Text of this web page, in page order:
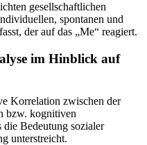
gesellschaftlichen
spontanen und
der auf das „Me“ reagiert.
im Hinblick auf
Korrelation zwischen der
bzw. kognitiven
die Bedeutung sozialer
unterstreicht.